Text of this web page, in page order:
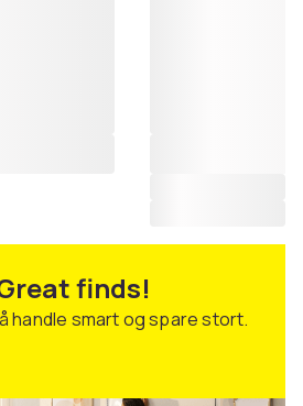
finds!
handle smart og spare stort.